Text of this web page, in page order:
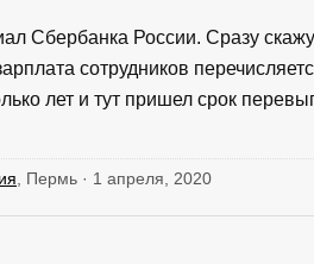
Сбербанка России. Сразу
сотрудников
лет и тут пришел срок
, Пермь · 1 апреля, 2020